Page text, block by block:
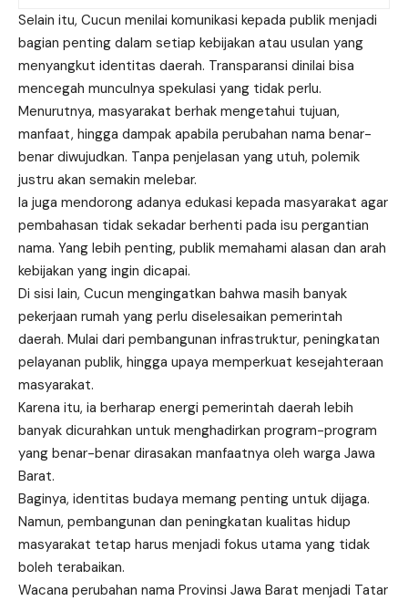
Selain itu, Cucun menilai komunikasi kepada publik menjadi
bagian penting dalam setiap kebijakan atau usulan yang
menyangkut identitas daerah. Transparansi dinilai bisa
mencegah munculnya spekulasi yang tidak perlu.
Menurutnya, masyarakat berhak mengetahui tujuan,
manfaat, hingga dampak apabila perubahan nama benar-
benar diwujudkan. Tanpa penjelasan yang utuh, polemik
justru akan semakin melebar.
Ia juga mendorong adanya edukasi kepada masyarakat agar
pembahasan tidak sekadar berhenti pada isu pergantian
nama. Yang lebih penting, publik memahami alasan dan arah
kebijakan yang ingin dicapai.
Di sisi lain, Cucun mengingatkan bahwa masih banyak
pekerjaan rumah yang perlu diselesaikan pemerintah
daerah. Mulai dari pembangunan infrastruktur, peningkatan
pelayanan publik, hingga upaya memperkuat kesejahteraan
masyarakat.
Karena itu, ia berharap energi pemerintah daerah lebih
banyak dicurahkan untuk menghadirkan program-program
yang benar-benar dirasakan manfaatnya oleh warga Jawa
Barat.
Baginya, identitas budaya memang penting untuk dijaga.
Namun, pembangunan dan peningkatan kualitas hidup
masyarakat tetap harus menjadi fokus utama yang tidak
boleh terabaikan.
Wacana perubahan nama Provinsi Jawa Barat menjadi Tatar